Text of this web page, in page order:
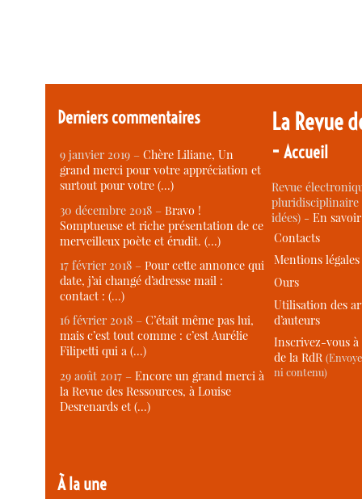
Derniers commentaires
9 janvier 2019 –Chère Liliane, Un
grand merci pour votre appréciation et
surtout pour votre (…)
30 décembre 2018 –Bravo !
Somptueuse et riche présentation de ce
merveilleux poète et érudit. (…)
17 février 2018 –Pour cette annonce qui
date, j’ai changé d’adresse mail :
contact : (…)
16 février 2018 –C’était même pas lui,
mais c’est tout comme : c’est Aurélie
Filipetti qui a (…)
29 août 2017 –Encore un grand merci à
la Revue des Ressources, à Louise
Desrenards et (…)
À la une
La Revue
-Accueil
Revue
idées) -En
Contacts
Mentions légales
Ours
Utilisation des
d’auteurs
Inscrivez-vous
de la RdR
ni contenu)